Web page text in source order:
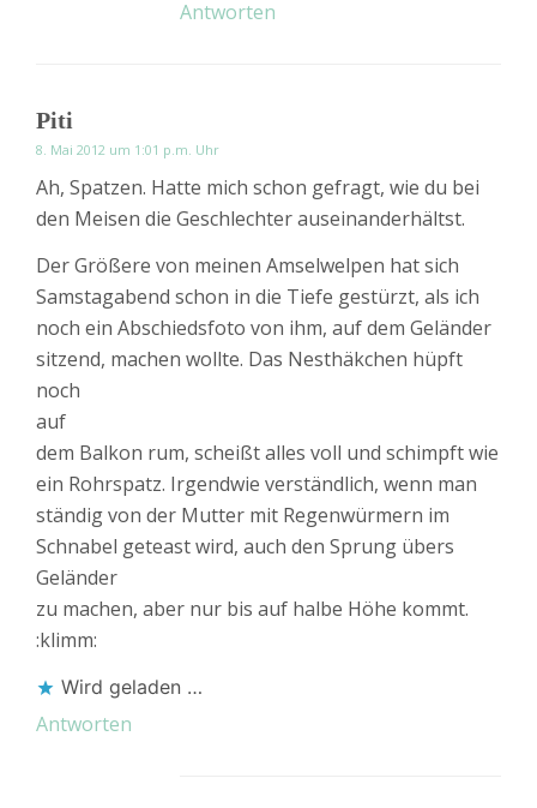
Antworten
Piti
8. Mai 2012 um 1:01 p.m. Uhr
Ah, Spatzen. Hatte mich schon gefragt, wie du bei
den Meisen die Geschlechter auseinanderhältst.
Der Größere von meinen Amselwelpen hat sich
Samstagabend schon in die Tiefe gestürzt, als ich
noch ein Abschiedsfoto von ihm, auf dem Geländer
sitzend, machen wollte. Das Nesthäkchen hüpft
noch
auf
dem Balkon rum, scheißt alles voll und schimpft wie
ein Rohrspatz. Irgendwie verständlich, wenn man
ständig von der Mutter mit Regenwürmern im
Schnabel geteast wird, auch den Sprung übers
Geländer
zu machen, aber nur bis auf halbe Höhe kommt.
:klimm:
Wird geladen …
Antworten